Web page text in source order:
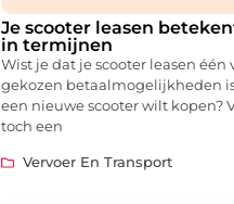
Je scooter leasen
in termijnen
Wist je dat je scooter leasen één
gekozen betaalmogelijkheden
een nieuwe scooter wilt kopen?
toch een
Vervoer En Transport